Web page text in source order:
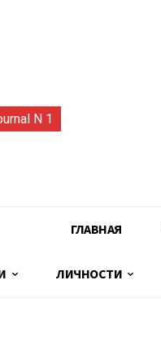
N 1
ГЛАВНАЯ
ЛИЧНОСТИ